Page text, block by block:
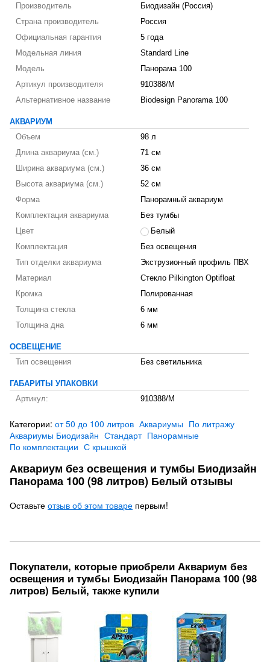
Производитель
Биодизайн (Россия)
Страна производитель
Россия
Официальная гарантия
5 года
Модельная линия
Standard Line
Модель
Панорама 100
Артикул производителя
910388/M
Альтернативное название
Biodesign Panorama 100
АКВАРИУМ
Объем
98 л
Длина аквариума (см.)
71 см
Ширина аквариума (см.)
36 см
Высота аквариума (см.)
52 см
Форма
Панорамный аквариум
Комплектация аквариума
Без тумбы
Цвет
Белый
Комплектация
Без освещения
Тип отделки аквариума
Экструзионный профиль ПВХ
Материал
Стекло Pilkington Optifloat
Кромка
Полированная
Толщина стекла
6 мм
Толщина дна
6 мм
ОСВЕЩЕНИЕ
Тип освещения
Без светильника
ГАБАРИТЫ УПАКОВКИ
Артикул:
910388/M
Категории: от 50 до 100 литров Аквариумы По литражу
Аквариумы Биодизайн Стандарт Панорамные
По комплектации С крышкой
Аквариум без освещения и тумбы Биодизайн
Панорама 100 (98 литров) Белый отзывы
Оставьте отзыв об этом товаре первым!
Покупатели, которые приобрели Аквариум без
освещения и тумбы Биодизайн Панорама 100 (98
литров) Белый, также купили